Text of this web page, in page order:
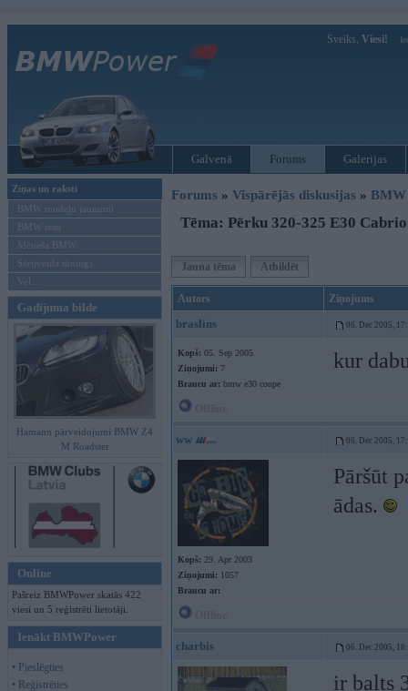
Sveiks, Viesi!
Galvenā Forums Galerijas
Ziņas un raksti
BMW modeļu jaunumi
BMW testi
Mēneša BMW
Sērijveida tūnings
Vel...
Gadījuma bilde
Hamann pārveidojumi BMW Z4
M Roadster
Online
Pašreiz BMWPower skatās 422
viesi un 5 reģistrēti lietotāji.
Ienākt BMWPower
• Pieslēgties
• Reģistrēties
Forums » Vispārējās diskusijas » BMW
Tēma: Pērku 320-325 E30 Cabrio
Jauna tēma Atbildēt
Autors Ziņojums
braslins 06. Dec 2005,
Kopš: 05. Sep 2005
Ziņojumi: 7
Braucu ar: bmw e30 coupe
kur
ww 06. Dec 2005,
Kopš: 29. Apr 2003
Ziņojumi: 1057
Braucu ar:
Pāršūt
ādas.
charbis 06. Dec 2005,
ir balts